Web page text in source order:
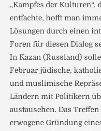
„Kampfes der
entfachte, hofft man
Lösungen durch einen
Foren für diesen Dialog
In Kazan (Russland)
Februar jüdische,
und muslimische
Ländern mit Politikern
austauschen. Das
erwogene Gründung